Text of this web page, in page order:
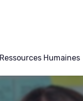
Ressources Humaines